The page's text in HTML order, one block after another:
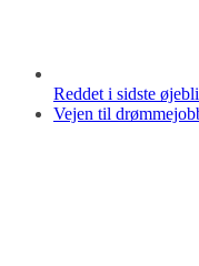
Reddet i sidste
Vejen til